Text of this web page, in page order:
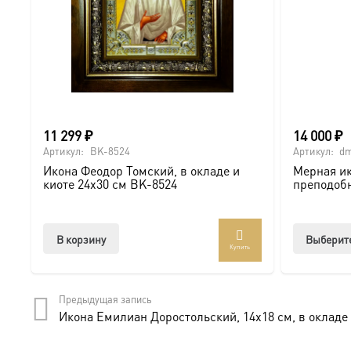
11 299₽
Артикул: BK-8524
Икона Феодор Томский, в окладе и
киоте 24х30 см BK-8524
В корзину
Купить
14 000₽
Артикул:
Мерная
Предыдущая запись
Икона Емилиан Доростольский, 14х18 см, в окладе